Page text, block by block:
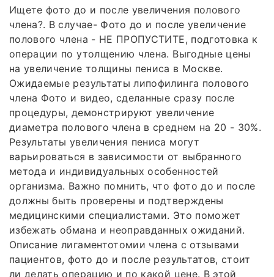
Ищете фото до и после увеличения полового
члена?. В случае- Фото до и после увеличение
полового члена - НЕ ПРОПУСТИТЕ, подготовка к
операции по утолщению члена. Выгодные цены
на увеличение толщины пениса в Москве.
Ожидаемые результаты липофилинга полового
члена Фото и видео, сделанные сразу после
процедуры, демонстрируют увеличение
диаметра полового члена в среднем на 20 - 30%.
Результаты увеличения пениса могут
варьироваться в зависимости от выбранного
метода и индивидуальных особенностей
организма. Важно помнить, что фото до и после
должны быть проверены и подтверждены
медицинскими специалистами. Это поможет
избежать обмана и неоправданных ожиданий.
Описание лигаментотомии члена с отзывами
пациентов, фото до и после результатов, стоит
ли делать операцию и по какой цене. В этой